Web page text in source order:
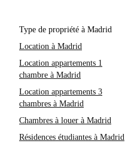
Type de propriété à Madrid
Location à Madrid
Location appartements 1
chambre à Madrid
Location appartements 3
chambres à Madrid
Chambres à louer à Madrid
Résidences étudiantes à Madrid